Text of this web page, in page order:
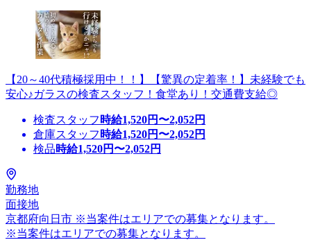
【20～40代積極採用中！！】【驚異の定着率！】未経験でも
安心♪ガラスの検査スタッフ！食堂あり！交通費支給◎
検査スタッフ 時給1,520円〜2,052円
倉庫スタッフ 時給1,520円〜2,052円
検品時給1,520円〜2,052円
勤務地
面接地
京都府向日市 ※当案件はエリアでの募集となります。
※当案件はエリアでの募集となります。